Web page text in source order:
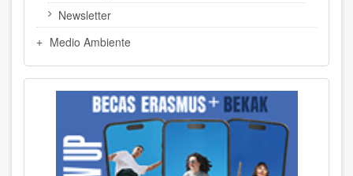
Newsletter
Medio Ambiente